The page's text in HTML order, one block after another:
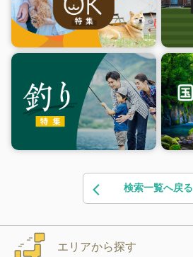
検索一覧へ戻る
エリアから探す